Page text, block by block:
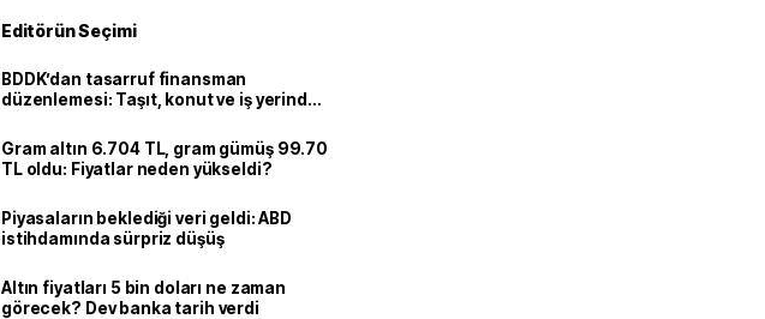
Editörün Seçimi
BDDK’dan tasarruf finansman
düzenlemesi: Taşıt, konut ve iş yerinde
Gram altın 6.704 TL, gram gümüş 99.70
TL oldu: Fiyatlar neden yükseldi?
Piyasaların beklediği veri geldi: ABD
istihdamında sürpriz düşüş
Altın fiyatları 5 bin doları ne zaman
görecek? Dev banka tarih verdi